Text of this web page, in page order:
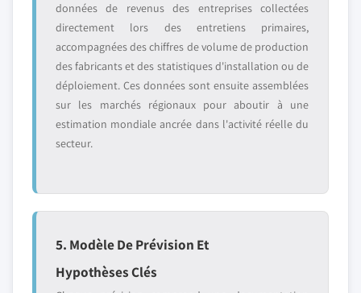
données de revenus des entreprises collectées
directement lors des entretiens primaires,
accompagnées des chiffres de volume de production
des fabricants et des statistiques d'installation ou de
déploiement. Ces données sont ensuite assemblées
sur les marchés régionaux pour aboutir à une
estimation mondiale ancrée dans l'activité réelle du
secteur.
5. Modèle De Prévision Et
Hypothèses Clés